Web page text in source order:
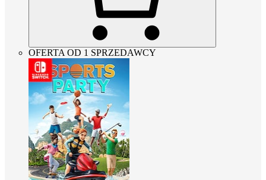
OFERTA OD 1 SPRZEDAWCY